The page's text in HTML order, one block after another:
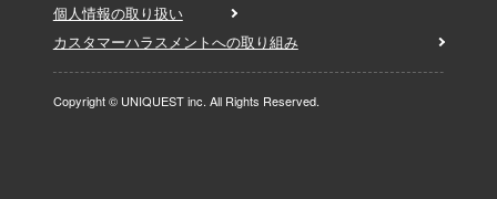
個人情報の取り扱い
カスタマーハラスメントへの取り組み
Copyright © UNIQUEST inc. All Rights Reserved.